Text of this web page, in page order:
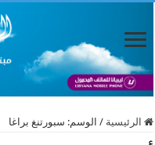
الرئيسية / الوسم: سبورتنغ براغا